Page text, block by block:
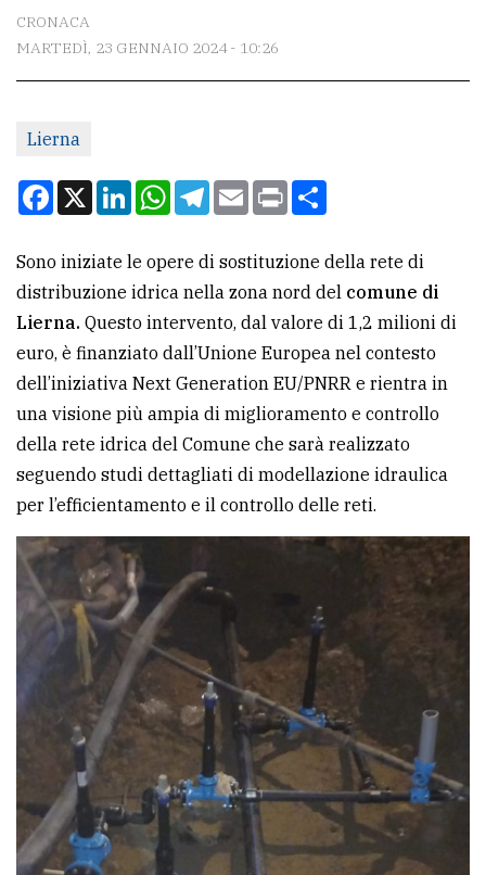
La
redazione
Per
tua
CERCA
Cerca
per
comune
Ricerca
avanzata
LE
ALTRE
TESTATE
PRIVACY
Privacy
policy
CRONACA
MARTEDÌ, 23 GENNAIO 2024 - 10:26
Lierna
Facebook
X LinkedInWhatsApp
Telegram
EmailPrint
Sono iniziate le opere di sostituzione della rete di
distribuzione idrica nella zona nord del comune di
Lierna. Questo intervento, dal valore di 1,2 milioni di
euro, è finanziato dall’Unione Europea nel contesto
dell’iniziativa Next Generation EU/PNRR e rientra in
una visione più ampia di miglioramento e controllo
della rete idrica del Comune che sarà realizzato
seguendo studi dettagliati di modellazione idraulica
per l’efficientamento e il controllo delle reti.